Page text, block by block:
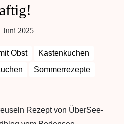
Juni 2025
Obst
Kastenkuchen
Sommerrezepte